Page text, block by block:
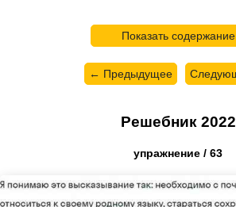
Показать содержание
← Предыдущее
Решебник 2022
упражнение / 63